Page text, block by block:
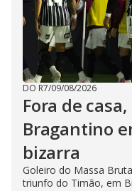
DO R7/09/08/2026
Fora de
Bragantino
bizarra
Goleiro do Massa
triunfo do Timão, em